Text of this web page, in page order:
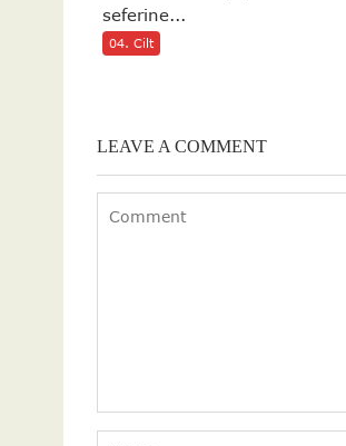
seferine...
04. Cilt
LEAVE A COMMENT